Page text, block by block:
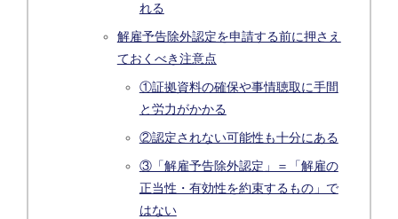
れる
解雇予告除外認定を申請する前に押さえ
ておくべき注意点
①証拠資料の確保や事情聴取に手間
と労力がかかる
②認定されない可能性も十分にある
③「解雇予告除外認定」＝「解雇の
正当性・有効性を約束するもの」で
はない